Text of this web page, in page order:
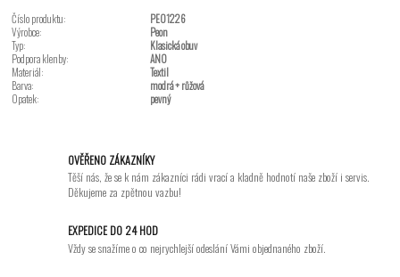
Číslo produktu:
PEO1226
Výrobce:
Peon
Typ:
Klasická obuv
Podpora klenby:
ANO
Materiál:
Textil
Barva:
modrá + růžová
Opatek:
pevný
OVĚŘENO ZÁKAZNÍKY
Těší nás, že se k nám zákazníci rádi vrací a kladně hodnotí naše zboží i servis.
Děkujeme za zpětnou vazbu!
EXPEDICE DO 24 HOD
Vždy se snažíme o co nejrychlejší odeslání Vámi objednaného zboží.